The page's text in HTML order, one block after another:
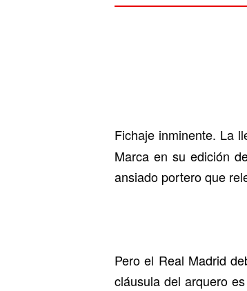
Fichaje inminente. La
Marca en su edición
ansiado portero que
Pero el Real Madrid
cláusula del arquero